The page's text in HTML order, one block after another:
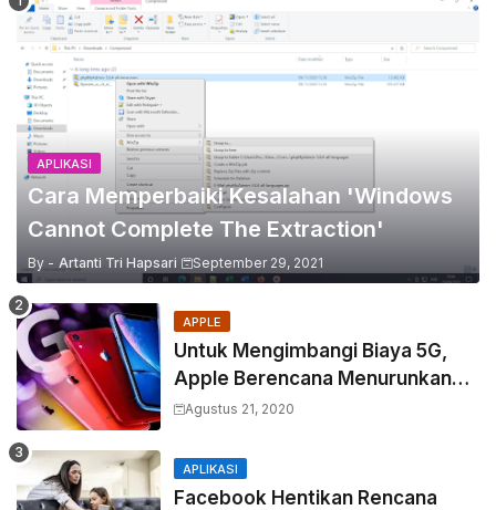
APLIKASI
Cara Memperbaiki Kesalahan 'Windows
Cannot Complete The Extraction'
By - Artanti Tri Hapsari September 29, 2021
APPLE
Untuk Mengimbangi Biaya 5G,
Apple Berencana Menurunkan
Harga Komponen Baterai
Agustus 21, 2020
APLIKASI
Facebook Hentikan Rencana